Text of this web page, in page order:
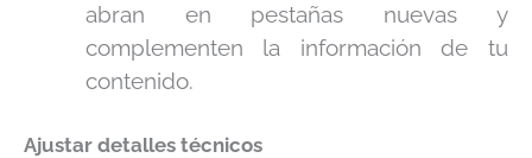
abran en pestañas nuevas y
complementen la información de tu
contenido.
Ajustar detalles técnicos